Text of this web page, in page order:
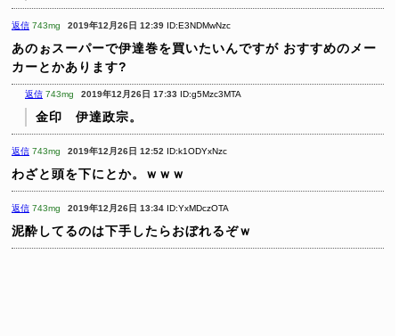
返信 743mg 2019年12月26日 12:39 ID:E3NDMwNzc
あのぉスーパーで伊達巻を買いたいんですが おすすめのメー
カーとかあります?
返信 743mg 2019年12月26日 17:33 ID:g5Mzc3MTA
金印 伊達政宗。
返信 743mg 2019年12月26日 12:52 ID:k1ODYxNzc
わざと頭を下にとか。ｗｗｗ
返信 743mg 2019年12月26日 13:34 ID:YxMDczOTA
泥酔してるのは下手したらおぼれるぞｗ